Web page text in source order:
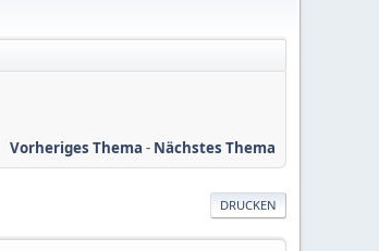
Vorheriges Thema - Nächstes Thema
DRUCKEN